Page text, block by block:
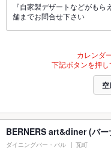
『自家製デザートなどがも
舗までお問合せ下さい
カレンダ
下記ボタンを押し
BERNERS art&diner (バー
ダイニングバー・バル 瓦町